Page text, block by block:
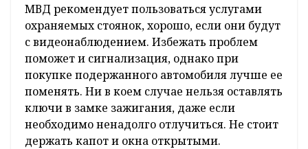
МВД рекомендует пользоваться услугами
охраняемых стоянок, хорошо, если они будут
с видеонаблюдением. Избежать проблем
поможет и сигнализация, однако при
покупке подержанного автомобиля лучше ее
поменять. Ни в коем случае нельзя оставлять
ключи в замке зажигания, даже если
необходимо ненадолго отлучиться. Не стоит
держать капот и окна открытыми.